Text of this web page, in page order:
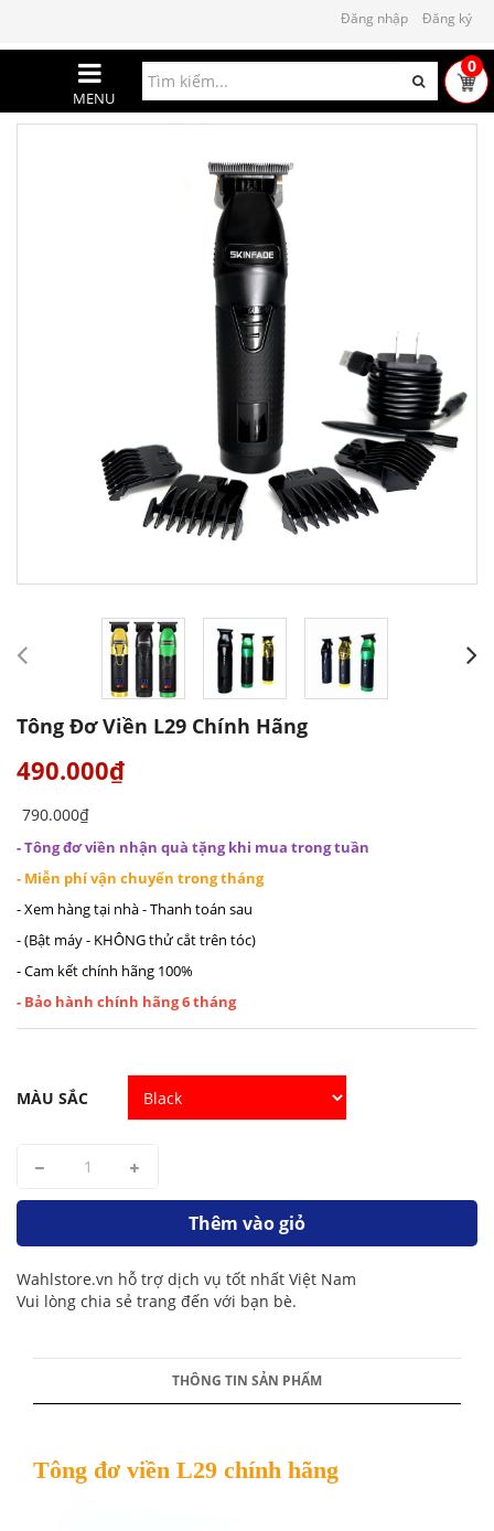
Đăng nhập Đăng ký
MENU
0
Tông Đơ Viền L29 Chính Hãng
490.000₫
790.000₫
- Tông đơ viền nhận quà tặng khi mua trong tuần
- Miễn phí vận chuyển trong tháng
- Xem hàng tại nhà - Thanh toán sau
- (Bật máy - KHÔNG thử cắt trên tóc)
- Cam kết chính hãng 100%
- Bảo hành chính hãng 6 tháng
MÀU SẮC
Thêm vào giỏ
Wahlstore.vn hỗ trợ dịch vụ tốt nhất Việt Nam
Vui lòng chia sẻ trang đến với bạn bè.
THÔNG TIN SẢN PHẨM
Tông đơ viền L29 chính hãng